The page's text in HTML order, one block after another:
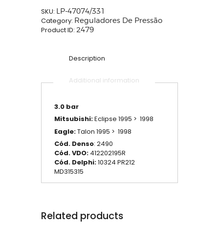
SKU: LP-47074/331
Category: Reguladores De Pressão
Product ID: 2479
Description
Additional information
3.0 bar
Mitsubishi:Eclipse 1995 > 1998
Eagle:Talon 1995 > 1998
Cód. Denso: 2490
Cód. VDO: 412202195R
Cód. Delphi:10324 PR212
MD315315
Related products